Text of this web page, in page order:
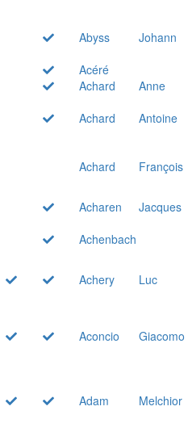
Abyss
Johann
Acéré
Achard
Anne
Achard
Antoine
Achard
François
Acharen
Jacques
Achenbach
Achery
Luc
Aconcio Giacomo
Adam Melchior